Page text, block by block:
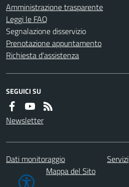
Amministrazione trasparente
Leggi le FAQ
Segnalazione disservizio
Prenotazione appuntamento
Richiesta d'assistenza
SEGUICI SU
Newsletter
Dati monitoraggio Servizi
Mappa del Sito